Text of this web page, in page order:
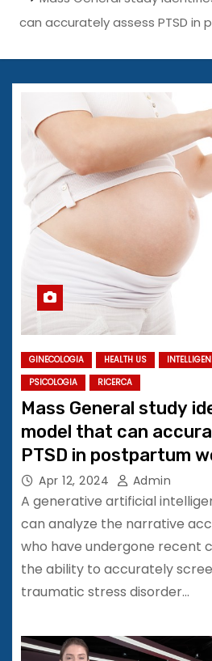
can accurately assess PTSD in
GINECOLOGIA HEALTH US
PSICOLOGIA
RICERCA
Mass General study
model that can
PTSD in postpartum
Apr 12, 2024 Admin
A generative artificial
can analyze the narrative
who have undergone recent
the ability to accurately
traumatic stress disorder…